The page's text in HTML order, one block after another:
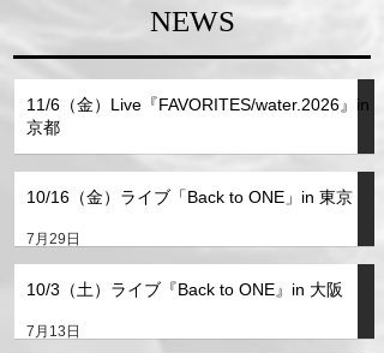
11/6（金）Live『FAVORITES/water.2026』in
京都
10 時間前
10/16（金）ライブ「Back to ONE」in 東京
7月29日
10/3（土）ライブ『Back to ONE』in 大阪
7月13日
NEWS​